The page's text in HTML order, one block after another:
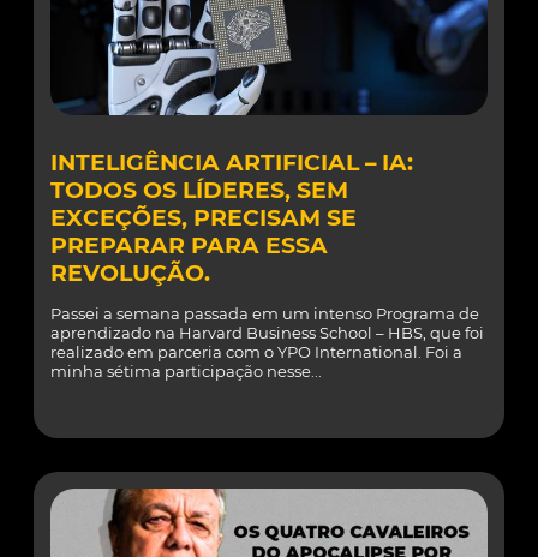
INTELIGÊNCIA ARTIFICIAL – IA:
TODOS OS LÍDERES, SEM
EXCEÇÕES, PRECISAM SE
PREPARAR PARA ESSA
REVOLUÇÃO.
Passei a semana passada em um intenso Programa de
aprendizado na Harvard Business School – HBS, que foi
realizado em parceria com o YPO International. Foi a
minha sétima participação nesse...